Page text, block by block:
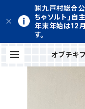
㈱九戸村総合
ちゃソルト｣自
年末年始は12
す。
オブチキ